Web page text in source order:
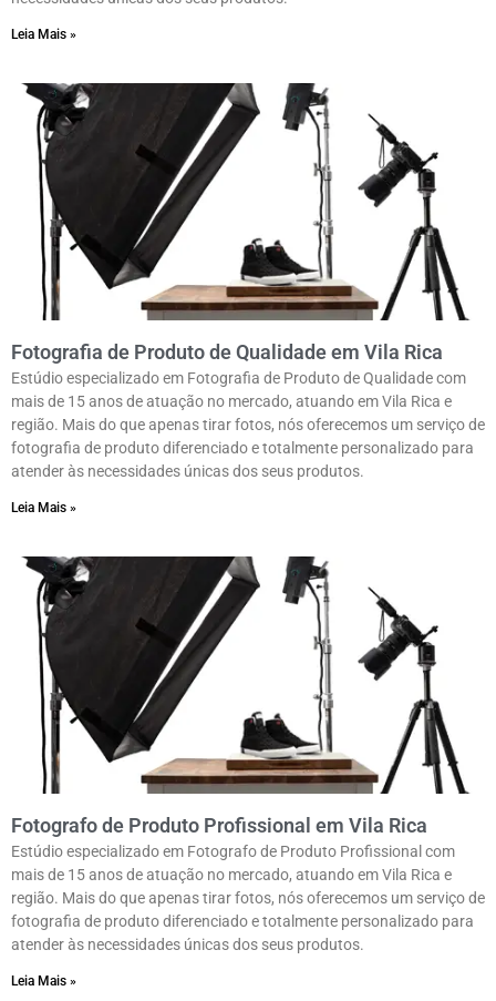
Leia Mais »
Fotografia de Produto de Qualidade em Vila Rica
Estúdio especializado em Fotografia de Produto de Qualidade com
mais de 15 anos de atuação no mercado, atuando em Vila Rica e
região. Mais do que apenas tirar fotos, nós oferecemos um serviço de
fotografia de produto diferenciado e totalmente personalizado para
atender às necessidades únicas dos seus produtos.
Leia Mais »
Fotografo de Produto Profissional em Vila Rica
Estúdio especializado em Fotografo de Produto Profissional com
mais de 15 anos de atuação no mercado, atuando em Vila Rica e
região. Mais do que apenas tirar fotos, nós oferecemos um serviço de
fotografia de produto diferenciado e totalmente personalizado para
atender às necessidades únicas dos seus produtos.
Leia Mais »